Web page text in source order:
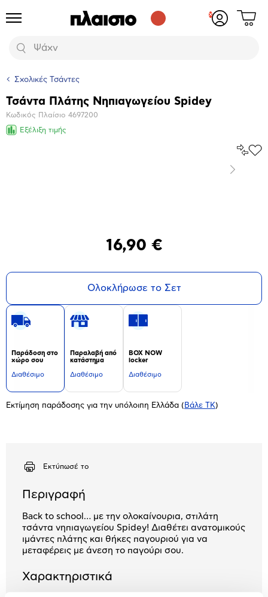
Προϊόντα
Αναζήτηση
Δες
Σχολικές Τσάντες
Βασικά
χαρακτηριστικά
Τσάντα Πλάτης Νηπιαγωγείου Spidey
Κωδικός Πλαίσιο 4697200
Εξέλιξη τιμής
Επόμενο
16,90 €
Ολοκλήρωσε το Σετ
Παράδοση στο
χώρο σου
Διαθέσιμο
Παραλαβή από
κατάστημα
Διαθέσιμο
BOX NOW
locker
Διαθέσιμο
Εκτίμηση παράδοσης για την υπόλοιπη Ελλάδα ( Βάλε ΤΚ)
Εκτύπωσέ το
Περιγραφή
Back to school… με την ολοκαίνουρια, στιλάτη
τσάντα νηπιαγωγείου Spidey! Διαθέτει ανατομικούς
ιμάντες πλάτης και θήκες παγουριού για να
μεταφέρεις με άνεση το παγούρι σου.
Χαρακτηριστικά